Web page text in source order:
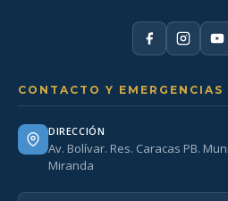
CONTACTO Y EMERGENCIAS
DIRECCIÓN
Av. Bolívar. Res. Caracas PB.
Miranda